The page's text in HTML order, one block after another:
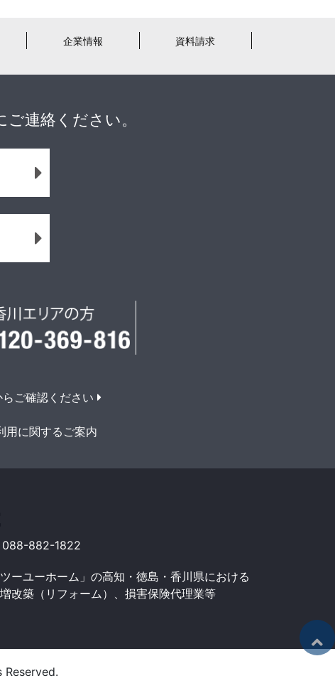
企業情報 資料請求
連絡ください。
ご確認ください
用に関するご案内
088-882-1822
ーユーホーム」の高知・徳島・香川県における
改築（リフォーム）、損害保険代理業等
Reserved.